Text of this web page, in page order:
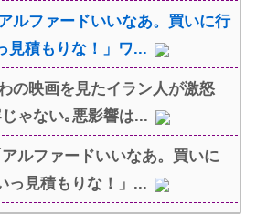
ルファードいいなあ。買いに行
見積もりな！」ワ...
の映画を見たイラン人が激怒
ゃない｡悪影響は...
アルファードいいなあ。買いに
っ見積もりな！」...